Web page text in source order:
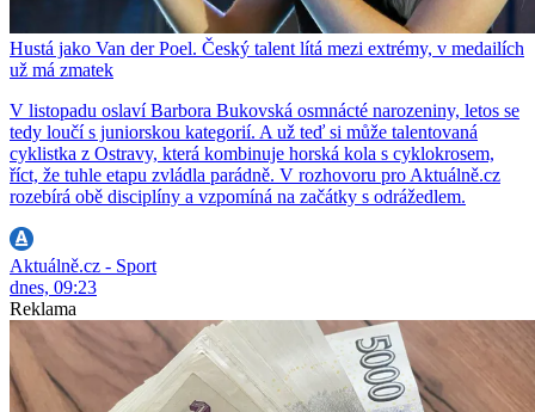
Hustá jako Van der Poel. Český talent lítá mezi extrémy, v medailích
už má zmatek
V listopadu oslaví Barbora Bukovská osmnácté narozeniny, letos se
tedy loučí s juniorskou kategorií. A už teď si může talentovaná
cyklistka z Ostravy, která kombinuje horská kola s cyklokrosem,
říct, že tuhle etapu zvládla parádně. V rozhovoru pro Aktuálně.cz
rozebírá obě disciplíny a vzpomíná na začátky s odrážedlem.
Aktuálně.cz - Sport
dnes, 09:23
Reklama